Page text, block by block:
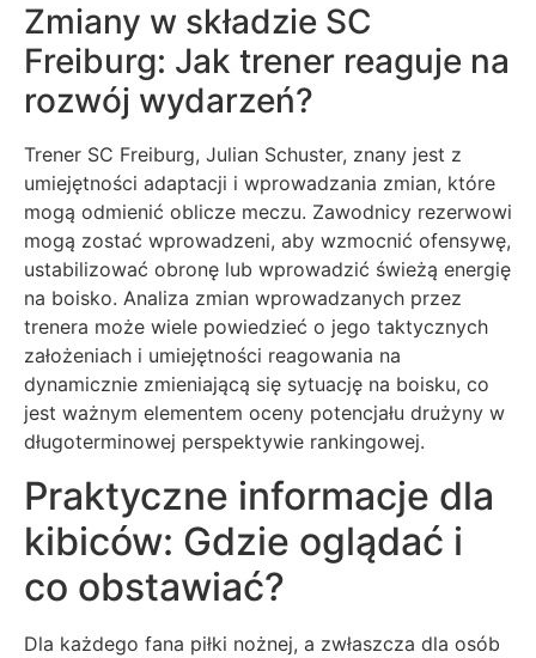
Zmiany w składzie SC
Freiburg: Jak trener reaguje na
rozwój wydarzeń?
Trener SC Freiburg, Julian Schuster, znany jest z
umiejętności adaptacji i wprowadzania zmian, które
mogą odmienić oblicze meczu. Zawodnicy rezerwowi
mogą zostać wprowadzeni, aby wzmocnić ofensywę,
ustabilizować obronę lub wprowadzić świeżą energię
na boisko. Analiza zmian wprowadzanych przez
trenera może wiele powiedzieć o jego taktycznych
założeniach i umiejętności reagowania na
dynamicznie zmieniającą się sytuację na boisku, co
jest ważnym elementem oceny potencjału drużyny w
długoterminowej perspektywie rankingowej.
Praktyczne informacje dla
kibiców: Gdzie oglądać i
co obstawiać?
Dla każdego fana piłki nożnej, a zwłaszcza dla osób